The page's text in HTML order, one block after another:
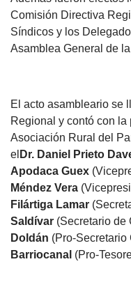
Comisión Directiva
Síndicos y los
Asamblea General de
El acto asambleario se
Regional y contó con
Asociación Rural del
el Dr. Daniel Prieto
Apodaca Guex
Méndez Vera
Filártiga Lamar
Saldívar (Secretario de
Doldán (Pro-Secretario
Barriocanal (Pro-